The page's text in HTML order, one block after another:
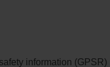
information (GPSR)